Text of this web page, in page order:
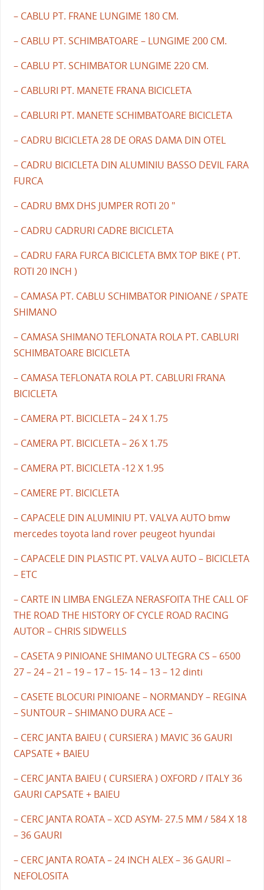
– CABLU PT. FRANE LUNGIME 180 CM.
– CABLU PT. SCHIMBATOARE – LUNGIME 200 CM.
– CABLU PT. SCHIMBATOR LUNGIME 220 CM.
– CABLURI PT. MANETE FRANA BICICLETA
– CABLURI PT. MANETE SCHIMBATOARE BICICLETA
– CADRU BICICLETA 28 DE ORAS DAMA DIN OTEL
– CADRU BICICLETA DIN ALUMINIU BASSO DEVIL FARA
FURCA
– CADRU BMX DHS JUMPER ROTI 20 "
– CADRU CADRURI CADRE BICICLETA
– CADRU FARA FURCA BICICLETA BMX TOP BIKE ( PT.
ROTI 20 INCH )
– CAMASA PT. CABLU SCHIMBATOR PINIOANE / SPATE
SHIMANO
– CAMASA SHIMANO TEFLONATA ROLA PT. CABLURI
SCHIMBATOARE BICICLETA
– CAMASA TEFLONATA ROLA PT. CABLURI FRANA
BICICLETA
– CAMERA PT. BICICLETA – 24 X 1.75
– CAMERA PT. BICICLETA – 26 X 1.75
– CAMERA PT. BICICLETA -12 X 1.95
– CAMERE PT. BICICLETA
– CAPACELE DIN ALUMINIU PT. VALVA AUTO bmw
mercedes toyota land rover peugeot hyundai
– CAPACELE DIN PLASTIC PT. VALVA AUTO – BICICLETA
– ETC
– CARTE IN LIMBA ENGLEZA NERASFOITA THE CALL OF
THE ROAD THE HISTORY OF CYCLE ROAD RACING
AUTOR – CHRIS SIDWELLS
– CASETA 9 PINIOANE SHIMANO ULTEGRA CS – 6500
27 – 24 – 21 – 19 – 17 – 15- 14 – 13 – 12 dinti
– CASETE BLOCURI PINIOANE – NORMANDY – REGINA
– SUNTOUR – SHIMANO DURA ACE –
– CERC JANTA BAIEU ( CURSIERA ) MAVIC 36 GAURI
CAPSATE + BAIEU
– CERC JANTA BAIEU ( CURSIERA ) OXFORD / ITALY 36
GAURI CAPSATE + BAIEU
– CERC JANTA ROATA – XCD ASYM- 27.5 MM / 584 X 18
– 36 GAURI
– CERC JANTA ROATA – 24 INCH ALEX – 36 GAURI –
NEFOLOSITA